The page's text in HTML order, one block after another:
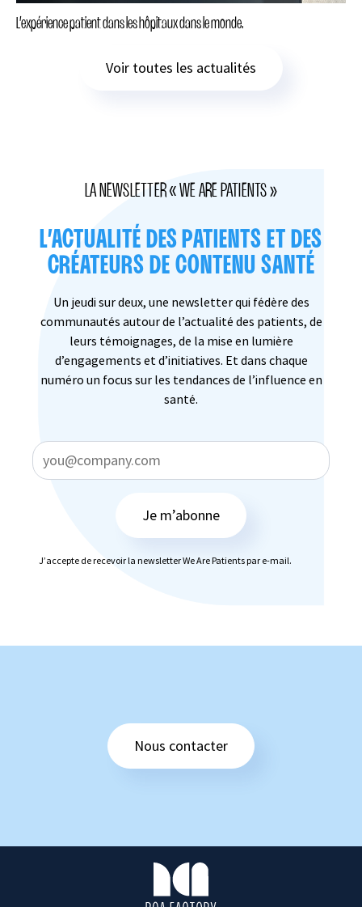
L’expérience patient dans les hôpitaux dans le monde.
Voir toutes les actualités
LA NEWSLETTER « WE ARE PATIENTS »
L’ACTUALITÉ DES PATIENTS ET DES
CRÉATEURS DE CONTENU SANTÉ
Un jeudi sur deux, une newsletter qui fédère des
communautés autour de l’actualité des patients, de
leurs témoignages, de la mise en lumière
d’engagements et d’initiatives. Et dans chaque
numéro un focus sur les tendances de l’influence en
santé.
Je m’abonne
J’accepte de recevoir la newsletter We Are Patients par e-mail.
Nous contacter